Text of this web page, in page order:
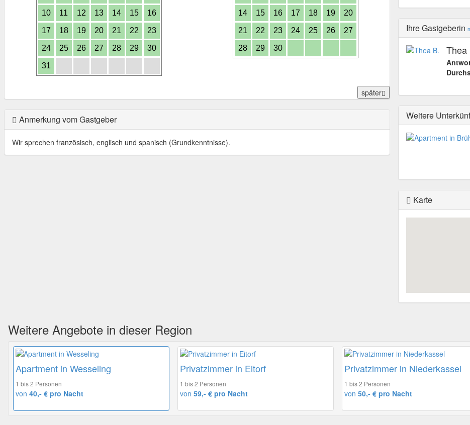
Ihre Gastgeberin
Thea
Weitere
Karte
10 11 12 13 14 15 16
17 18 19 20 21 22 23
24 25 26 27 28 29 30
31
14 15 16 17 18 19 20
21 22 23 24 25 26 27
28 29 30
später
Anmerkung vom Gastgeber
Wir sprechen französisch, englisch und spanisch (Grundkenntnisse).
Weitere Angebote in dieser Region
Apartment in Wesseling
1 bis 2 Personen
von 40,- € pro Nacht
Privatzimmer in Eitorf
1 bis 2 Personen
von 59,- € pro Nacht
Privatzimmer in Niederkassel
1 bis 2 Personen
von 50,- € pro Nacht